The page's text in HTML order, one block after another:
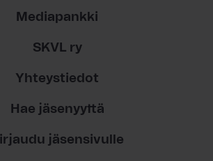
Mediapankki
SKVL ry
Yhteystiedot
Hae jäsenyyttä
jäsensivulle